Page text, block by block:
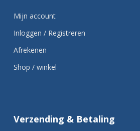
Mijn account
Inloggen / Registreren
Afrekenen
Shop / winkel
Verzending & Betaling